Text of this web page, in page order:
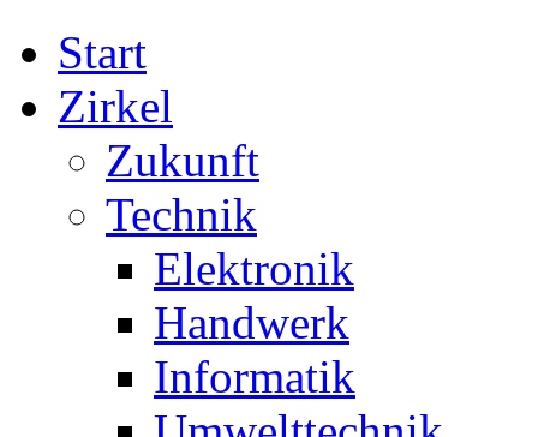
Start
Zirkel
Zukunft
Technik
Elektronik
Handwerk
Informatik